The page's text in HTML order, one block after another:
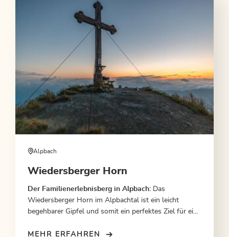
Alpbach
Wiedersberger Horn
Der Familienerlebnisberg in Alpbach: Das
Wiedersberger Horn im Alpbachtal ist ein leicht
begehbarer Gipfel und somit ein perfektes Ziel für eine
Wiedersbergerhornbahn geht es in einer Stunde auf
MEHR ERFAHREN